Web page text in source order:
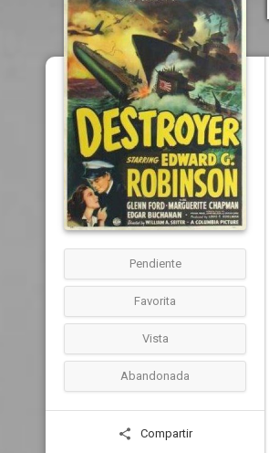
Pendiente
Favorita
Vista
Abandonada
Compartir